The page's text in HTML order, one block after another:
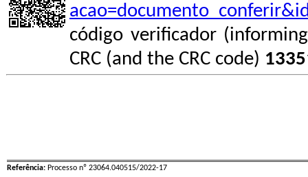
código verificador
CRC (and the CRC code)
Referência: Processo nº 23064.040515/2022-17